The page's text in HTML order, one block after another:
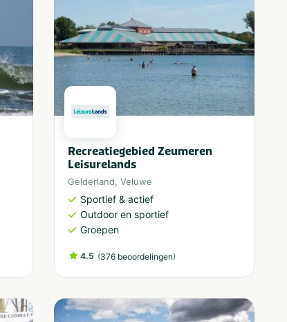
Recreatiegebied Zeumeren
Leisurelands
Gelderland, Veluwe
Sportief & actief
Outdoor en sportief
Groepen
4.5 (376 beoordelingen)